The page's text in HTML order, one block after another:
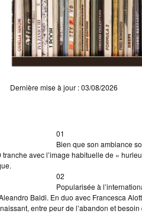
Dernière mise à jour :03/08/2026
01
Bien que son ambiance
avec l’image habituelle de «
02
Popularisée à
Baldi. En duo avec Francesca
entre peur de l’abandon et besoin